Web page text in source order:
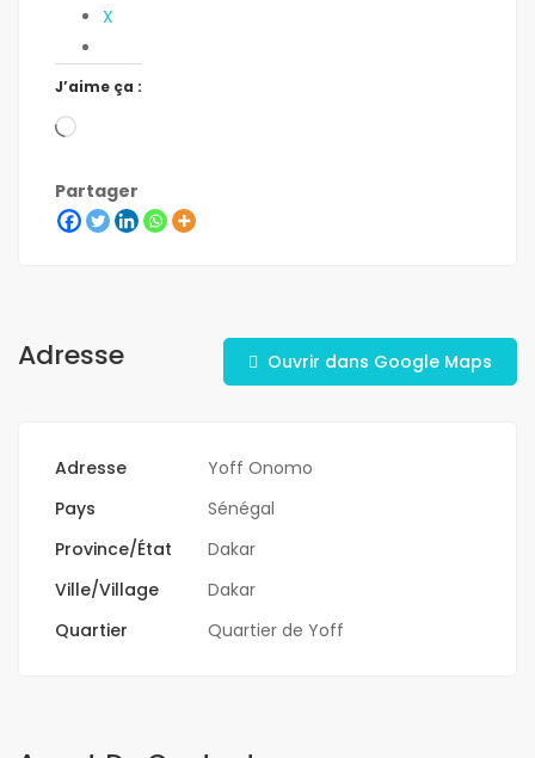
X
J’aime ça :
Partager
Adresse Ouvrir dans Google Maps
Adresse
Yoff Onomo
Pays
Sénégal
Province/État
Dakar
Ville/Village
Dakar
Quartier
Quartier de Yoff